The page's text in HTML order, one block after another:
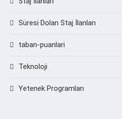
Süresi Dolan Staj İlanları
taban-puanlari
Teknoloji
Yetenek Programları